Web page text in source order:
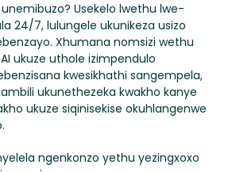
Usekelo lwethu lwe-
24/7, lulungele ukunikeza usizo
Xhumana nomsizi wethu
ukuze uthole izimpendulo
kwesikhathi sangempela,
ukunethezeka kwakho kanye
ukuze siqinisekise okuhlangenwe
ngenkonzo yethu yezingxoxo